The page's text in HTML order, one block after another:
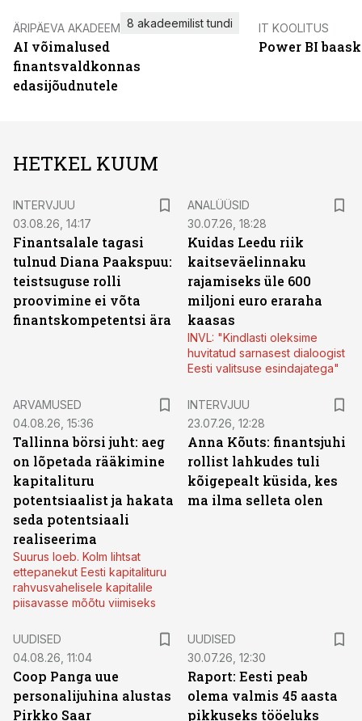
ÄRIPÄEVA AKADEEMIA
AI võimalused
finantsvaldkonnas
edasijõudnutele
8 akadeemilist tundi IT KOOLITUS
Power BI
HETKEL KUUM
INTERVJUU
03.08.26, 14:17
Finantsalale tagasi
tulnud Diana Paakspuu:
teistsuguse rolli
proovimine ei võta
finantskompetentsi ära
ANALÜÜSID
30.07.26, 18:28
Kuidas Leedu riik
kaitseväelinnaku
rajamiseks üle 600
miljoni euro eraraha
kaasas
INVL: "Kindlasti oleksime
huvitatud sarnasest dialoogist
Eesti valitsuse esindajatega"
ARVAMUSED
04.08.26, 15:36
Tallinna börsi juht: aeg
on lõpetada rääkimine
kapitalituru
potentsiaalist ja hakata
seda potentsiaali
realiseerima
Suurus loeb. Kolm lihtsat
ettepanekut Eesti kapitalituru
rahvusvahelisele kapitalile
piisavasse mõõtu viimiseks
INTERVJUU
23.07.26, 12:28
Anna Kõuts: finantsjuhi
rollist lahkudes tuli
kõigepealt küsida, kes
ma ilma selleta olen
UUDISED
04.08.26, 11:04
Coop Panga uue
personalijuhina alustas
Pirkko Saar
UUDISED
30.07.26, 12:30
Raport: Eesti peab
olema valmis 45 aasta
pikkuseks tööeluks